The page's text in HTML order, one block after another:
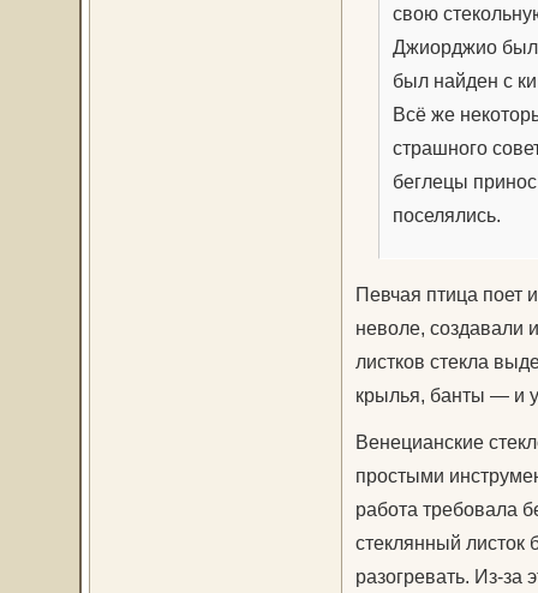
свою
Джиорджио
был найден с
Всё же
страшного
беглецы
поселялись.
Певчая птица поет
неволе, создавали
листков стекла
крылья, банты — и
Венецианские
простыми
работа требовала
стеклянный листок
разогревать. Из-за